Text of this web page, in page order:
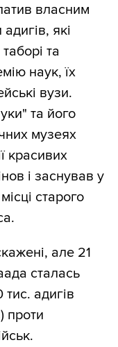
власним
які
та
наук, їх
вузи.
та його
музеях
красивих
і заснував у
старого
але 21
сталась
адигів
проти